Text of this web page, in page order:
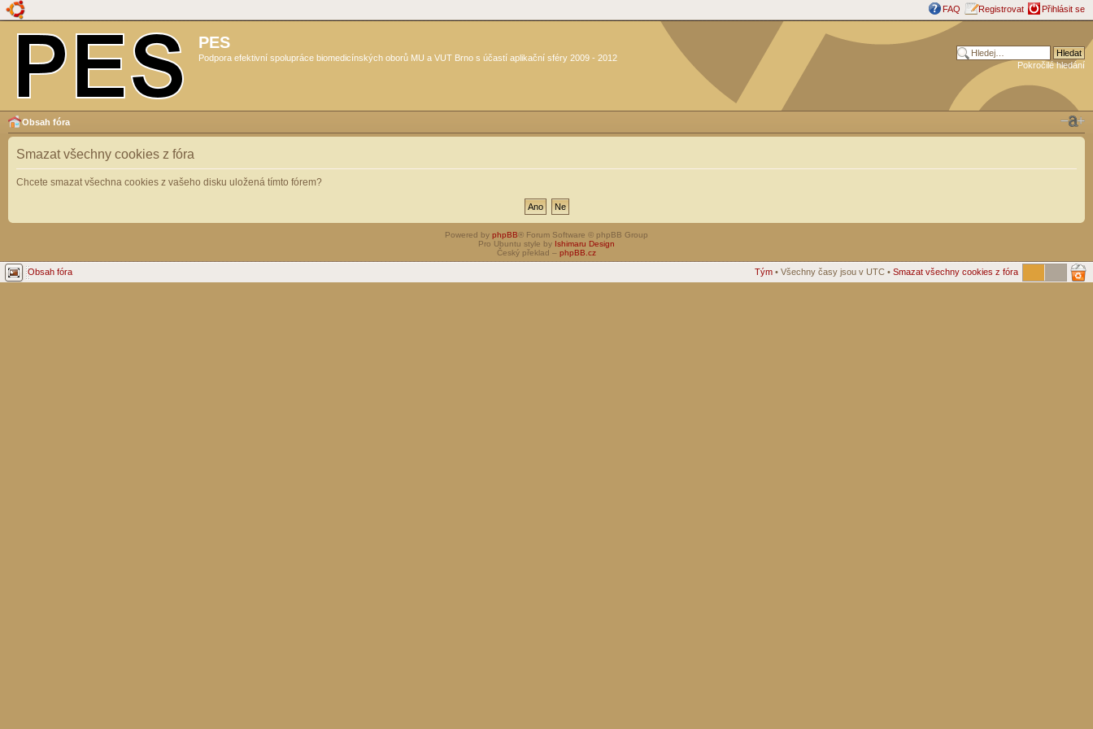
FAQ Registrovat Přihlásit se
PES
Podpora efektivní spolupráce biomedicínských oborů MU a VUT Brno s účastí aplikační sféry 2009 - 2012
Pokročilé hledání
Obsah fóra
Smazat všechny cookies z fóra
Chcete smazat všechna cookies z vašeho disku uložená tímto fórem?
Powered by phpBB® Forum Software © phpBB Group
Pro Ubuntu style by Ishimaru Design
Český překlad – phpBB.cz
Obsah fóra Tým • Všechny časy jsou v UTC • Smazat všechny cookies z fóra